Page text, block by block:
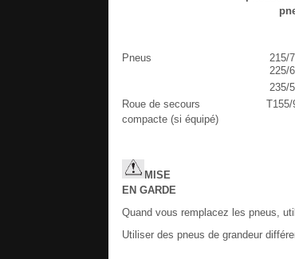
Pneus 215/
225/
235/
Roue de secours
compacte (si équipé)
T155/
MISE
EN GARDE
Quand vous remplacez les pneus,
Utiliser des pneus de grandeur